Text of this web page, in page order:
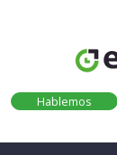
Hablemos